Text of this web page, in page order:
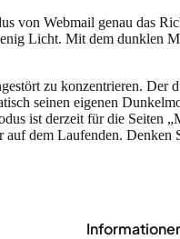
von Webmail genau das
Licht. Mit dem dunklen
zu konzentrieren.
seinen eigenen
ist derzeit für die Seiten
dem Laufenden. Denken